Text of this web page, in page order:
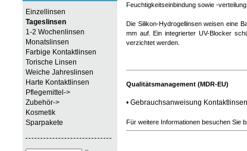
Einzellinsen
Tageslinsen
1-2 Wochenlinsen
Monatslinsen
Farbige Kontaktlinsen
Torische Linsen
Weiche Jahreslinsen
Harte Kontaktlinsen
Pflegemittel->
Zubehör->
Kosmetik
Sparpakete
Feuchtigkeitseinbindung sowie -
Die Silikon-Hydrogellinsen weisen eine
mm auf. Ein integrierter UV-Blocker
verzichtet werden.
Qualitätsmanagement (MDR-EU)
• Gebrauchsanweisung Kontaktlinsen
Für weitere Informationen besuchen Sie